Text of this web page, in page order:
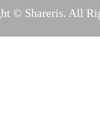
© Shareris. All